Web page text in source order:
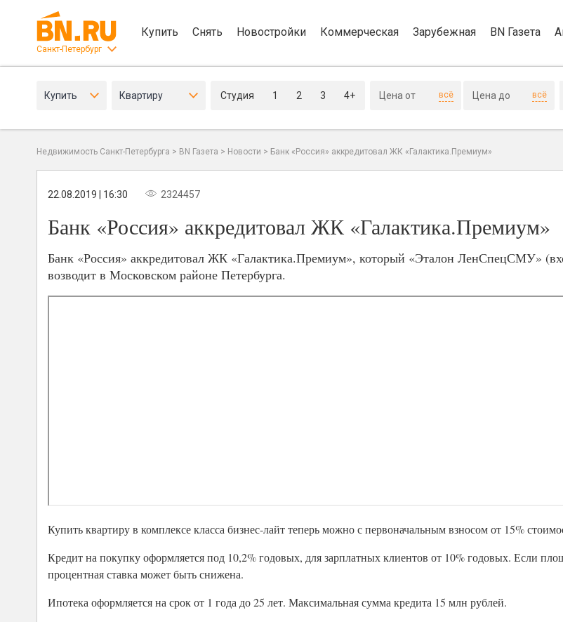
Санкт-Петербург
Купить Снять Новостройки Коммерческая Зарубежная BN Газета
Купить Квартиру Студия 1 2 3 4+ всё всё
Недвижимость Санкт-Петербурга > BN Газета > Новости > Банк «Россия» аккредитовал ЖК «Галактика.Премиум»
22.08.2019 | 16:30 2324457
Банк «Россия» аккредитовал ЖК «Галактика.Премиум»
Банк «Россия» аккредитовал ЖК «Галактика.Премиум», который «Эталон ЛенСпецСМУ»
возводит в Московском районе Петербурга.
Купить квартиру в комплексе класса бизнес-лайт теперь можно с первоначальным взносом от 15%
Кредит на покупку оформляется под 10,2% годовых, для зарплатных клиентов от 10% годовых. Если
процентная ставка может быть снижена.
Ипотека оформляется на срок от 1 года до 25 лет. Максимальная сумма кредита 15 млн рублей.